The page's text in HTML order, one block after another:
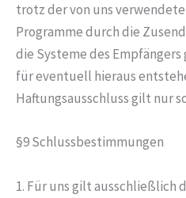
trotz der von uns
Programme durch die
die Systeme des
für eventuell hieraus
Haftungsausschluss gilt nur
§9 Schlussbestimmungen
1. Für uns gilt ausschließlich